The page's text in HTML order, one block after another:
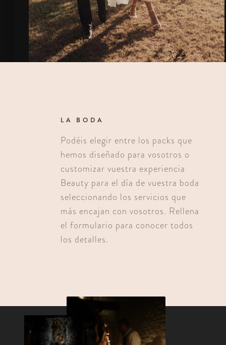
LA BODA
Podéis elegir entre los packs que
hemos diseñado para vosotros o
customizar vuestra experiencia
Beauty para el día de vuestra boda
seleccionando los servicios que
más encajan con vosotros. Rellena
el formulario para conocer todos
los detalles.